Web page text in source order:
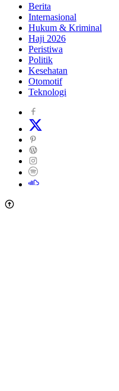
Berita
Internasional
Hukum & Kriminal
Haji 2026
Peristiwa
Politik
Kesehatan
Otomotif
Teknologi